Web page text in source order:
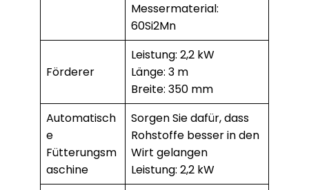
Messermaterial:
60Si2Mn
Förderer
Leistung: 2,2 kW
Länge: 3 m
Breite: 350 mm
Automatisch
e
Fütterungsm
aschine
Sorgen Sie dafür, dass
Rohstoffe besser in den
Wirt gelangen
Leistung: 2,2 kW